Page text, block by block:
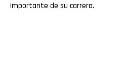
importante de su carrera.